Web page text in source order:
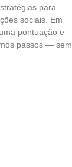
para
sociais. Em
pontuação e
passos — sem